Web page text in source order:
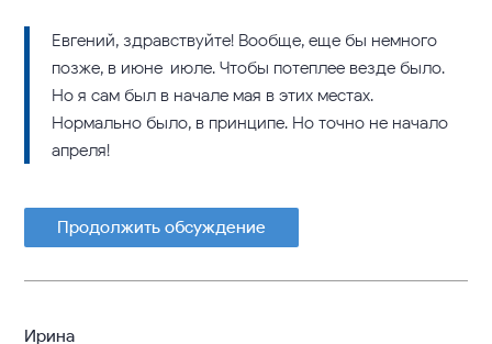
Евгений, здравствуйте! Вообще, еще бы немного
позже, в июне-июле. Чтобы потеплее везде было.
Но я сам был в начале мая в этих местах.
Нормально было, в принципе. Но точно не начало
апреля!
Продолжить обсуждение
Ирина